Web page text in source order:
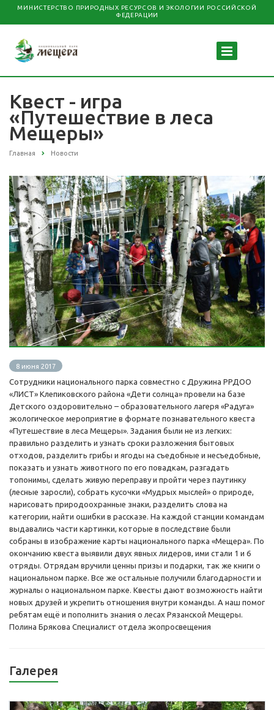
МИНИСТЕРСТВО ПРИРОДНЫХ РЕСУРСОВ И ЭКОЛОГИИ РОССИЙСКОЙ
ФЕДЕРАЦИИ
Квест - игра
«Путешествие в леса
Мещеры»
Главная Новости
8 июня 2017
Сотрудники национального парка совместно с Дружина РРДОО
«ЛИСТ» Клепиковского района «Дети солнца» провели на базе
Детского оздоровительно – образовательного лагеря «Радуга»
экологическое мероприятие в формате познавательного квеста
«Путешествие в леса Мещеры». Задания были не из легких:
правильно разделить и узнать сроки разложения бытовых
отходов, разделить грибы и ягоды на съедобные и несъедобные,
показать и узнать животного по его повадкам, разгадать
топонимы, сделать живую переправу и пройти через паутинку
(лесные заросли), собрать кусочки «Мудрых мыслей» о природе,
нарисовать природоохранные знаки, разделить слова на
категории, найти ошибки в рассказе. На каждой станции командам
выдавались части картинки, которые в последствие были
собраны в изображение карты национального парка «Мещера». По
окончанию квеста выявили двух явных лидеров, ими стали 1 и 6
отряды. Отрядам вручили ценны призы и подарки, так же книги о
национальном парке. Все же остальные получили благодарности и
журналы о национальном парке. Квесты дают возможность найти
новых друзей и укрепить отношения внутри команды. А наш помог
ребятам ещё и пополнить знания о лесах Рязанской Мещеры.
Полина Брякова Специалист отдела экопросвещения
Галерея